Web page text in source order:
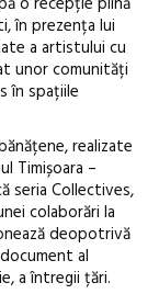
în prezența lui
a artistului cu
unor comunități
în spațiile
realizate
Timișoara –
seria Collectives,
colaborări la
deopotrivă
al
a întregii țări.